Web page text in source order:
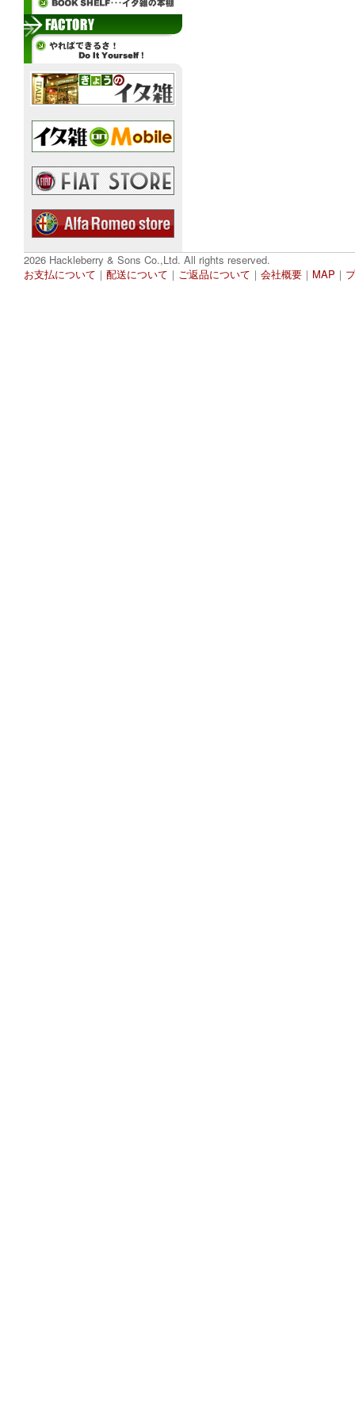
2026 Hackleberry & Sons Co.,Ltd. All rights reserved.
お支払について ｜ 配送について ｜ ご返品について ｜ 会社概要 ｜ MAP ｜